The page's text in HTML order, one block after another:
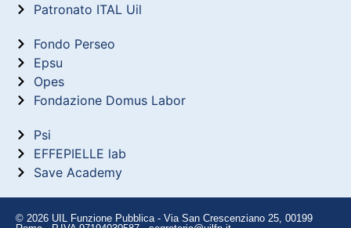
Patronato ITAL Uil
Fondo Perseo
Epsu
Opes
Fondazione Domus Labor
Psi
EFFEPIELLE lab
Save Academy
© 2026 UIL Funzione Pubblica - Via San Crescenziano 25, 00199